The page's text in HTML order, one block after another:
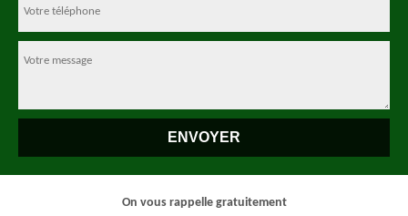
On vous rappelle gratuitement